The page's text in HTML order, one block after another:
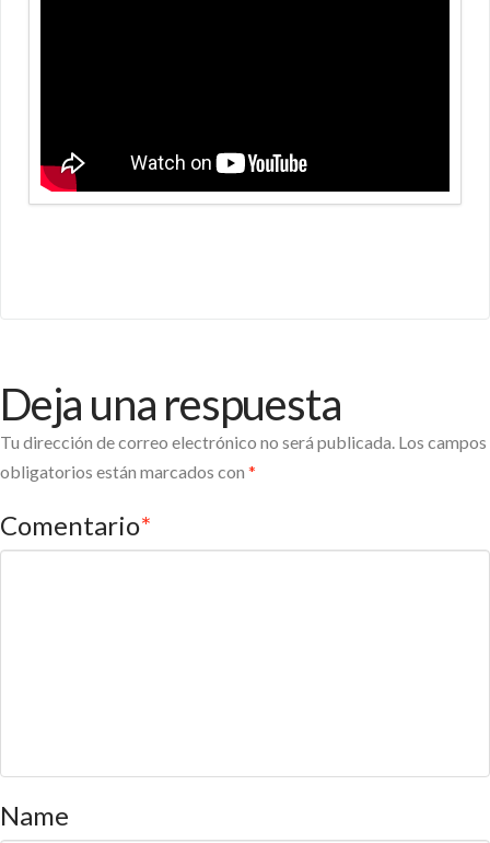
Deja una respuesta
Tu dirección de correo electrónico no será publicada. Los campos
obligatorios están marcados con *
Comentario*
Name